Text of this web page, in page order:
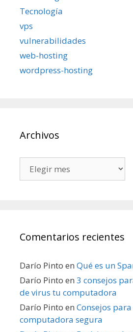
Tecnología
vps
vulnerabilidades
web-hosting
wordpress-hosting
Archivos
Comentarios recientes
Darío Pinto en Qué es un
Darío Pinto en 3 consejos
de virus tu computadora
Darío Pinto en Consejos
computadora segura